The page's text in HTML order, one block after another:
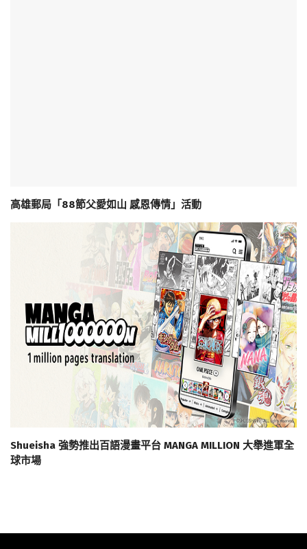
高雄郵局「88節父愛如山 感恩傳情」活動
Shueisha 強勢推出百語漫畫平台 MANGA MILLION 大舉進軍全
球市場